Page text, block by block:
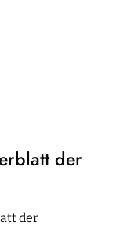
der
der